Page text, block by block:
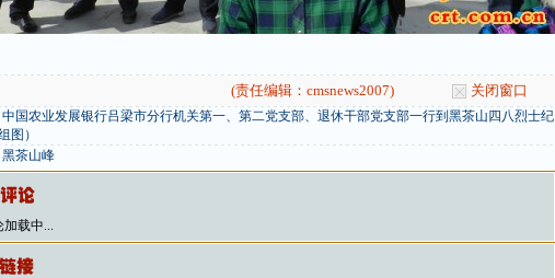
(责任编辑：cmsnews2007) 关闭窗口
国农业发展银行吕梁市分行机关第一、第二党支部、退休干部党支部一行到黑茶山四八烈士纪
图）
茶山峰
加载中...